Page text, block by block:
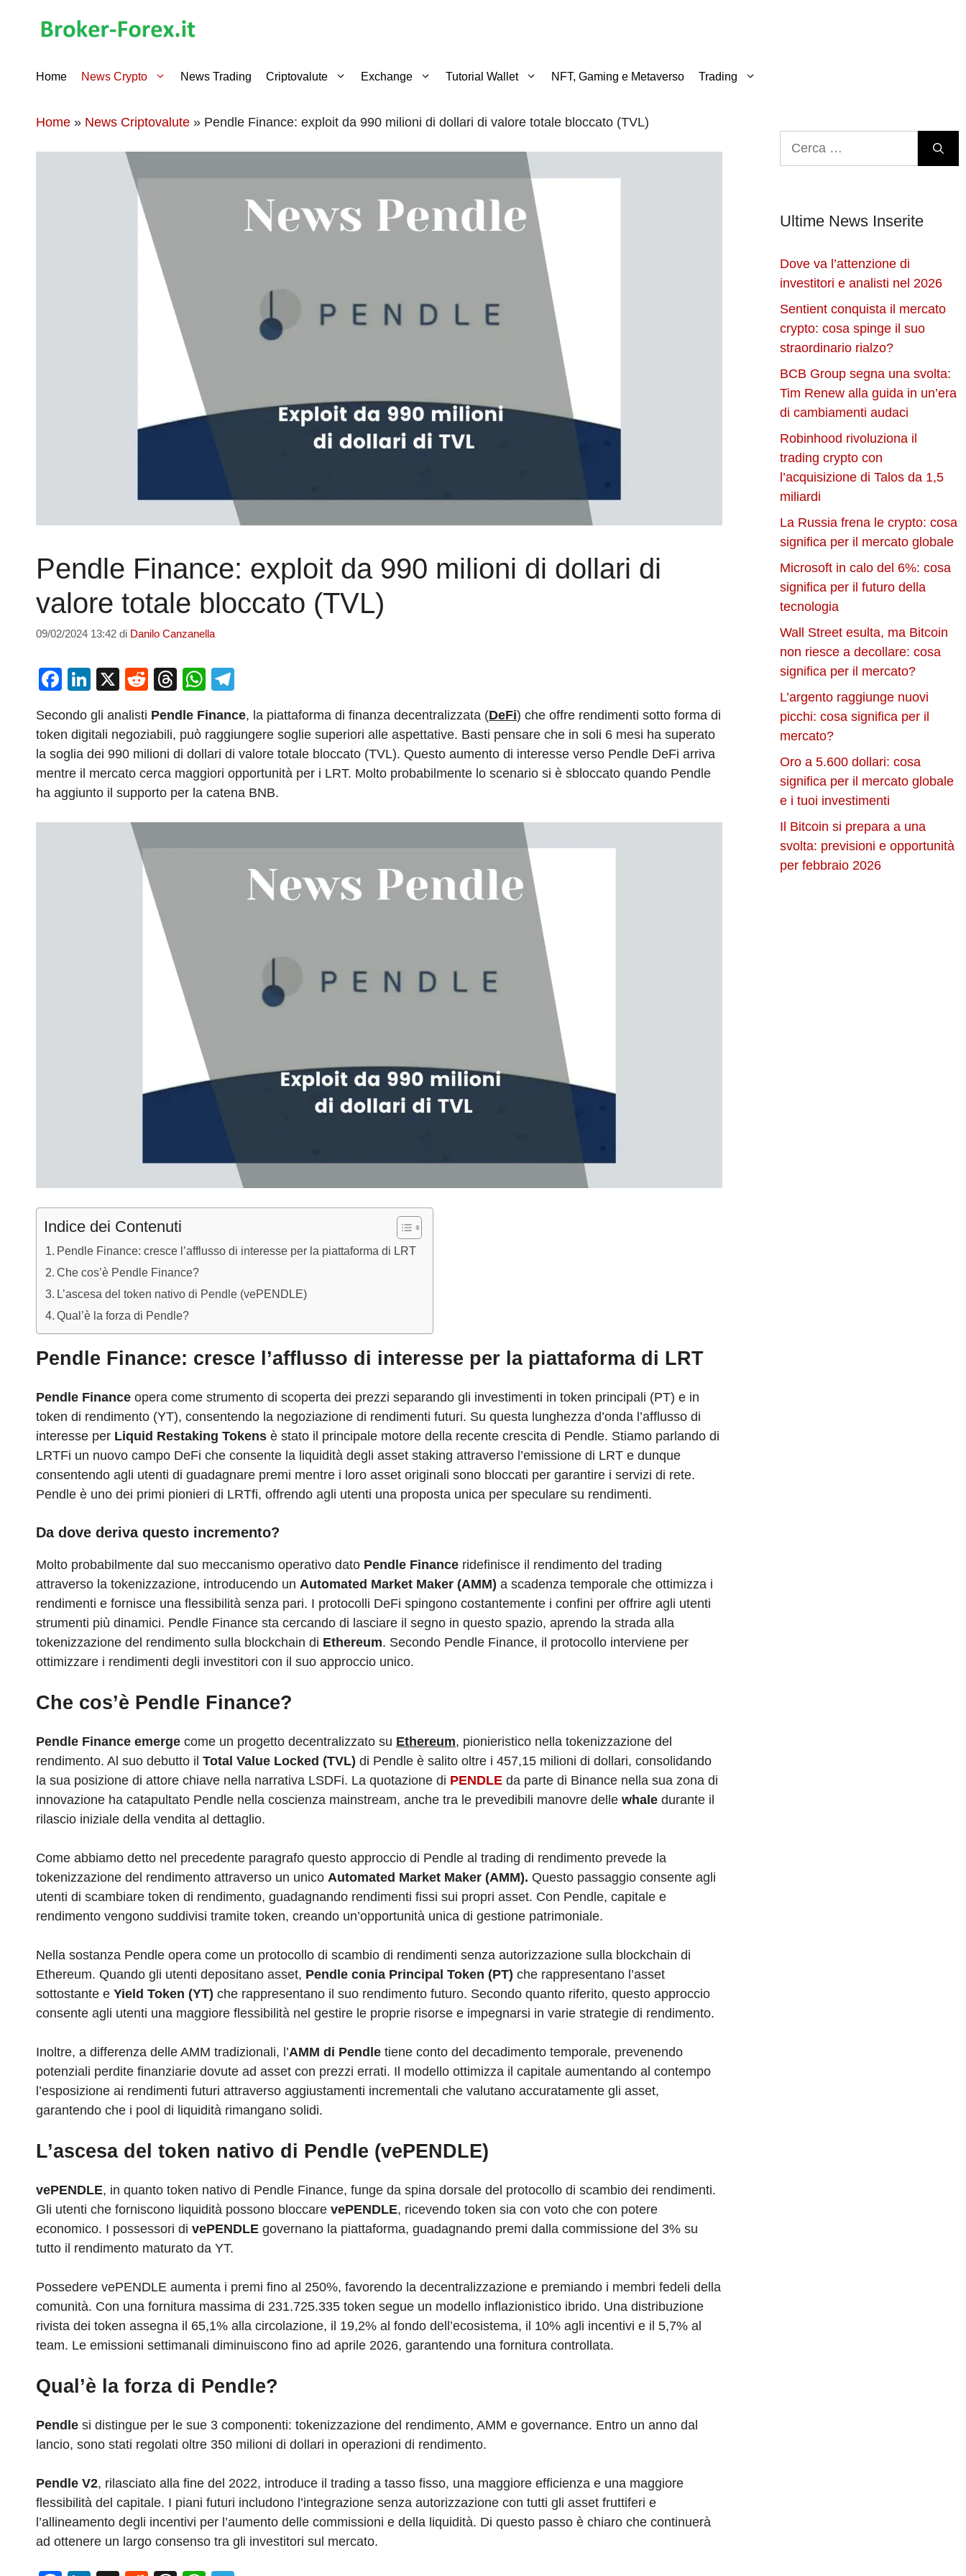
Home News Crypto News Trading Criptovalute Exchange Tutorial Wallet NFT, Gaming e Metaverso Trading
Home » News Criptovalute » Pendle Finance: exploit da 990 milioni di dollari di valore totale bloccato (TVL)
Pendle Finance: exploit da 990 milioni di dollari di
valore totale bloccato (TVL)
09/02/2024 13:42 di Danilo Canzanella
F
c
e
b
o
o
Li
k
e
dI
n
X
R
d
di
t
T
e
a
d
s
W
at
s
A
p
p
e
gr
a
m
Secondo gli analisti Pendle Finance, la piattaforma di finanza decentralizzata (DeFi) che offre rendimenti sotto forma di
token digitali negoziabili, può raggiungere soglie superiori alle aspettative. Basti pensare che in soli 6 mesi ha superato
la soglia dei 990 milioni di dollari di valore totale bloccato (TVL). Questo aumento di interesse verso Pendle DeFi arriva
mentre il mercato cerca maggiori opportunità per i LRT. Molto probabilmente lo scenario si è sbloccato quando Pendle
ha aggiunto il supporto per la catena BNB.
Indice dei Contenuti
Pendle Finance: cresce l’afflusso di interesse per la piattaforma di LRT
Che cos’è Pendle Finance?
L’ascesa del token nativo di Pendle (vePENDLE)
Qual’è la forza di Pendle?
Pendle Finance: cresce l’afflusso di interesse per la piattaforma di LRT
Pendle Finance opera come strumento di scoperta dei prezzi separando gli investimenti in token principali (PT) e in
token di rendimento (YT), consentendo la negoziazione di rendimenti futuri. Su questa lunghezza d’onda l’afflusso di
interesse per Liquid Restaking Tokens è stato il principale motore della recente crescita di Pendle. Stiamo parlando di
LRTFi un nuovo campo DeFi che consente la liquidità degli asset staking attraverso l’emissione di LRT e dunque
consentendo agli utenti di guadagnare premi mentre i loro asset originali sono bloccati per garantire i servizi di rete.
Pendle è uno dei primi pionieri di LRTfi, offrendo agli utenti una proposta unica per speculare su rendimenti.
Da dove deriva questo incremento?
Molto probabilmente dal suo meccanismo operativo dato Pendle Finance ridefinisce il rendimento del trading
attraverso la tokenizzazione, introducendo un Automated Market Maker (AMM) a scadenza temporale che ottimizza i
rendimenti e fornisce una flessibilità senza pari. I protocolli DeFi spingono costantemente i confini per offrire agli utenti
strumenti più dinamici. Pendle Finance sta cercando di lasciare il segno in questo spazio, aprendo la strada alla
tokenizzazione del rendimento sulla blockchain di Ethereum. Secondo Pendle Finance, il protocollo interviene per
ottimizzare i rendimenti degli investitori con il suo approccio unico.
Che cos’è Pendle Finance?
Pendle Finance emerge come un progetto decentralizzato su Ethereum, pionieristico nella tokenizzazione del
rendimento. Al suo debutto il Total Value Locked (TVL) di Pendle è salito oltre i 457,15 milioni di dollari, consolidando
la sua posizione di attore chiave nella narrativa LSDFi. La quotazione di PENDLE da parte di Binance nella sua zona di
innovazione ha catapultato Pendle nella coscienza mainstream, anche tra le prevedibili manovre delle whale durante il
rilascio iniziale della vendita al dettaglio.
Come abbiamo detto nel precedente paragrafo questo approccio di Pendle al trading di rendimento prevede la
tokenizzazione del rendimento attraverso un unico Automated Market Maker (AMM). Questo passaggio consente agli
utenti di scambiare token di rendimento, guadagnando rendimenti fissi sui propri asset. Con Pendle, capitale e
rendimento vengono suddivisi tramite token, creando un’opportunità unica di gestione patrimoniale.
‍Nella sostanza Pendle opera come un protocollo di scambio di rendimenti senza autorizzazione sulla blockchain di
Ethereum. Quando gli utenti depositano asset, Pendle conia Principal Token (PT) che rappresentano l’asset
sottostante e Yield Token (YT) che rappresentano il suo rendimento futuro. Secondo quanto riferito, questo approccio
consente agli utenti una maggiore flessibilità nel gestire le proprie risorse e impegnarsi in varie strategie di rendimento.
Inoltre, a differenza delle AMM tradizionali, l’AMM di Pendle tiene conto del decadimento temporale, prevenendo
potenziali perdite finanziarie dovute ad asset con prezzi errati. Il modello ottimizza il capitale aumentando al contempo
l’esposizione ai rendimenti futuri attraverso aggiustamenti incrementali che valutano accuratamente gli asset,
garantendo che i pool di liquidità rimangano solidi.
L’ascesa del token nativo di Pendle (vePENDLE)
vePENDLE, in quanto token nativo di Pendle Finance, funge da spina dorsale del protocollo di scambio dei rendimenti.
Gli utenti che forniscono liquidità possono bloccare vePENDLE, ricevendo token sia con voto che con potere
economico. I possessori di vePENDLE governano la piattaforma, guadagnando premi dalla commissione del 3% su
tutto il rendimento maturato da YT.
Possedere vePENDLE aumenta i premi fino al 250%, favorendo la decentralizzazione e premiando i membri fedeli della
comunità. Con una fornitura massima di 231.725.335 token segue un modello inflazionistico ibrido. Una distribuzione
rivista dei token assegna il 65,1% alla circolazione, il 19,2% al fondo dell’ecosistema, il 10% agli incentivi e il 5,7% al
team. Le emissioni settimanali diminuiscono fino ad aprile 2026, garantendo una fornitura controllata.
Qual’è la forza di Pendle?
‍Pendle si distingue per le sue 3 componenti: tokenizzazione del rendimento, AMM e governance. Entro un anno dal
lancio, sono stati regolati oltre 350 milioni di dollari in operazioni di rendimento.
Pendle V2, rilasciato alla fine del 2022, introduce il trading a tasso fisso, una maggiore efficienza e una maggiore
flessibilità del capitale. I piani futuri includono l’integrazione senza autorizzazione con tutti gli asset fruttiferi e
l’allineamento degli incentivi per l’aumento delle commissioni e della liquidità. Di questo passo è chiaro che continuerà
ad ottenere un largo consenso tra gli investitori sul mercato.
Ultime News Inserite
Dove va l’attenzione di
investitori e analisti nel 2026
Sentient conquista il mercato
crypto: cosa spinge il suo
straordinario rialzo?
BCB Group segna una svolta:
Tim Renew alla guida in un’era
di cambiamenti audaci
Robinhood rivoluziona il
trading crypto con
l’acquisizione di Talos da 1,5
miliardi
La Russia frena le crypto: cosa
significa per il mercato globale
Microsoft in calo del 6%: cosa
significa per il futuro della
tecnologia
Wall Street esulta, ma Bitcoin
non riesce a decollare: cosa
significa per il mercato?
L’argento raggiunge nuovi
picchi: cosa significa per il
mercato?
Oro a 5.600 dollari: cosa
significa per il mercato globale
e i tuoi investimenti
Il Bitcoin si prepara a una
svolta: previsioni e opportunità
per febbraio 2026